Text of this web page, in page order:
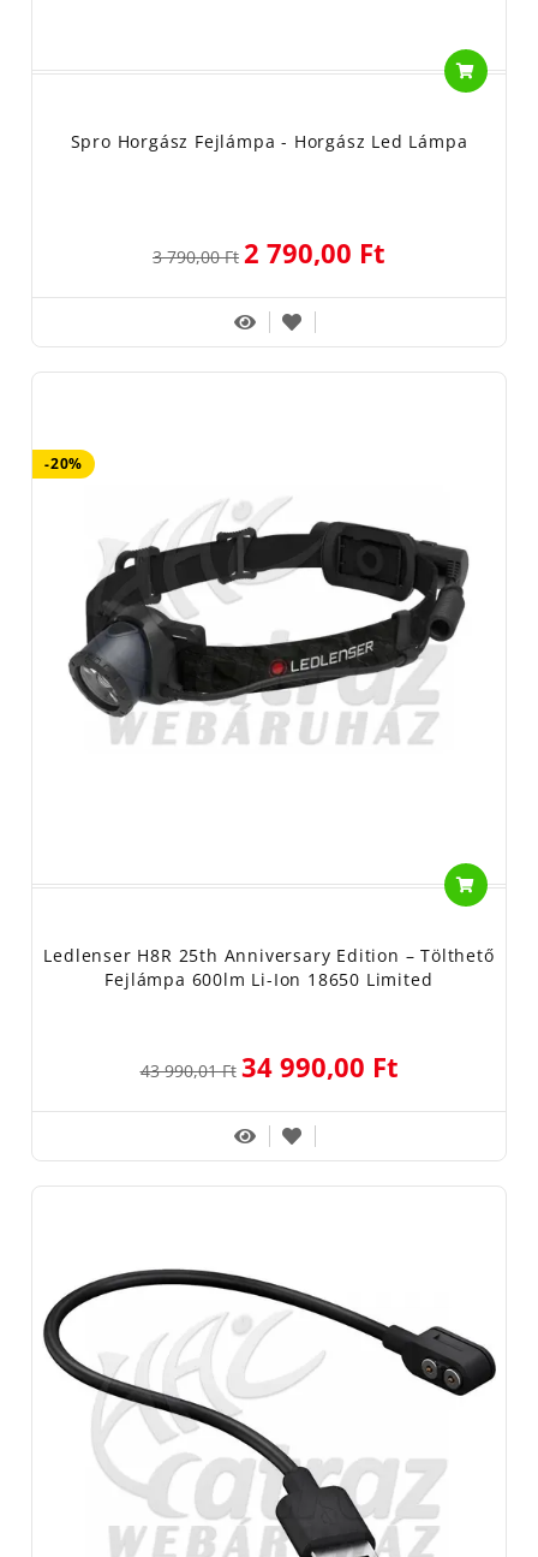
Spro Horgász Fejlámpa - Horgász Led Lámpa
3 790,00 Ft 2 790,00 Ft
-20%
Ledlenser H8R 25th Anniversary Edition – Tölthető
Fejlámpa 600lm Li-Ion 18650 Limited
43 990,01 Ft 34 990,00 Ft